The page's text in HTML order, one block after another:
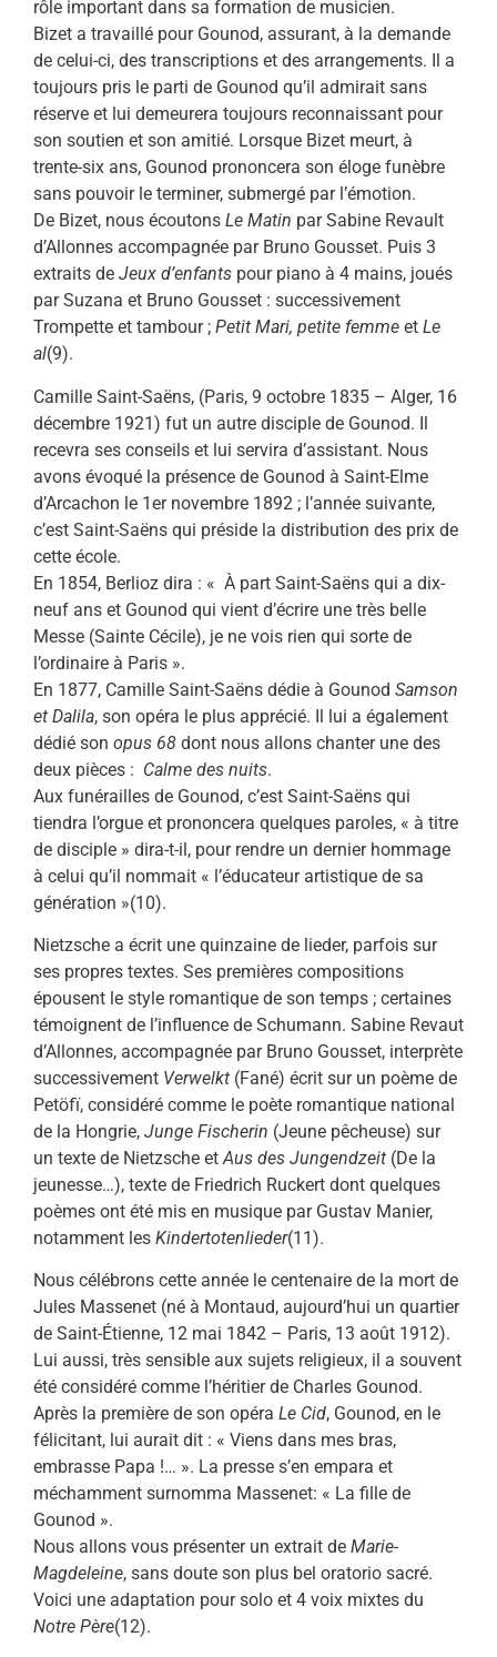
rôle important dans sa formation de musicien.
Bizet a travaillé pour Gounod, assurant, à la demande
de celui-ci, des transcriptions et des arrangements. Il a
toujours pris le parti de Gounod qu’il admirait sans
réserve et lui demeurera toujours reconnaissant pour
son soutien et son amitié. Lorsque Bizet meurt, à
trente-six ans, Gounod prononcera son éloge funèbre
sans pouvoir le terminer, submergé par l’émotion.
De Bizet, nous écoutons Le Matin par Sabine Revault
d’Allonnes accompagnée par Bruno Gousset. Puis 3
extraits de Jeux d’enfants pour piano à 4 mains, joués
par Suzana et Bruno Gousset : successivement
Trompette et tambour ; Petit Mari, petite femme et Le
al(9).
Camille Saint-Saëns, (Paris, 9 octobre 1835 – Alger, 16
décembre 1921) fut un autre disciple de Gounod. Il
recevra ses conseils et lui servira d’assistant. Nous
avons évoqué la présence de Gounod à Saint-Elme
d’Arcachon le 1er novembre 1892 ; l’année suivante,
c’est Saint-Saëns qui préside la distribution des prix de
cette école.
En 1854, Berlioz dira : « À part Saint-Saëns qui a dix-
neuf ans et Gounod qui vient d’écrire une très belle
Messe (Sainte Cécile), je ne vois rien qui sorte de
l’ordinaire à Paris ».
En 1877, Camille Saint-Saëns dédie à Gounod Samson
et Dalila, son opéra le plus apprécié. Il lui a également
dédié son opus 68 dont nous allons chanter une des
deux pièces : Calme des nuits.
Aux funérailles de Gounod, c’est Saint-Saëns qui
tiendra l’orgue et prononcera quelques paroles, « à titre
de disciple » dira-t-il, pour rendre un dernier hommage
à celui qu’il nommait « l’éducateur artistique de sa
génération »(10).
Nietzsche a écrit une quinzaine de lieder, parfois sur
ses propres textes. Ses premières compositions
épousent le style romantique de son temps ; certaines
témoignent de l’influence de Schumann. Sabine Revaut
d’Allonnes, accompagnée par Bruno Gousset, interprète
successivement Verwelkt (Fané) écrit sur un poème de
Petöfï, considéré comme le poète romantique national
de la Hongrie, Junge Fischerin (Jeune pêcheuse) sur
un texte de Nietzsche etAus des Jungendzeit (De la
jeunesse…), texte de Friedrich Ruckert dont quelques
poèmes ont été mis en musique par Gustav Manier,
notamment les Kindertotenlieder(11).
Nous célébrons cette année le centenaire de la mort de
Jules Massenet (né à Montaud, aujourd’hui un quartier
de Saint-Étienne, 12 mai 1842 – Paris, 13 août 1912).
Lui aussi, très sensible aux sujets religieux, il a souvent
été considéré comme l’héritier de Charles Gounod.
Après la première de son opéra Le Cid, Gounod, en le
félicitant, lui aurait dit : « Viens dans mes bras,
embrasse Papa !… ». La presse s’en empara et
méchamment surnomma Massenet: « La fille de
Gounod ».
Nous allons vous présenter un extrait de Marie-
Magdeleine, sans doute son plus bel oratorio sacré.
Voici une adaptation pour solo et 4 voix mixtes du
Notre Père(12).